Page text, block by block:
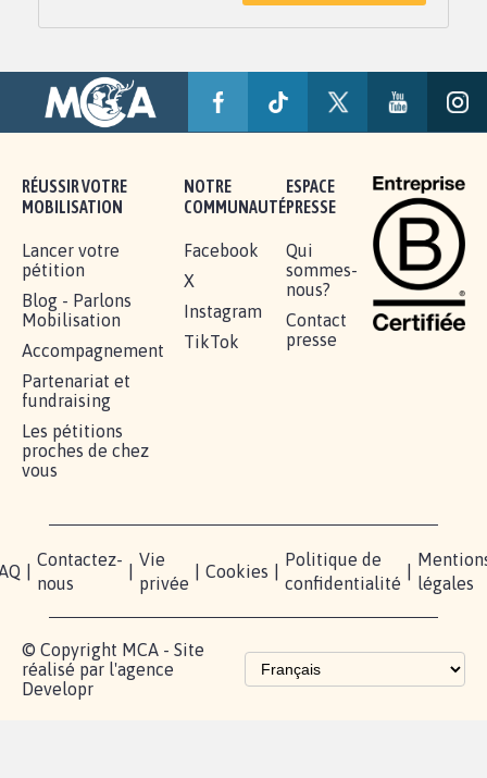
RÉUSSIR VOTRE
MOBILISATION
Lancer votre
pétition
Blog - Parlons
Mobilisation
Accompagnement
Partenariat et
fundraising
Les pétitions
proches de chez
vous
NOTRE
COMMUNAUTÉ
Facebook
X
Instagram
TikTok
ESPACE
PRESSE
Qui
sommes-
nous?
Contact
presse
Contactez-
nous
Vie
privée
Cookies
Politique de
confidentialité
légales
© Copyright MCA - Site
réalisé par l'agence
Developr